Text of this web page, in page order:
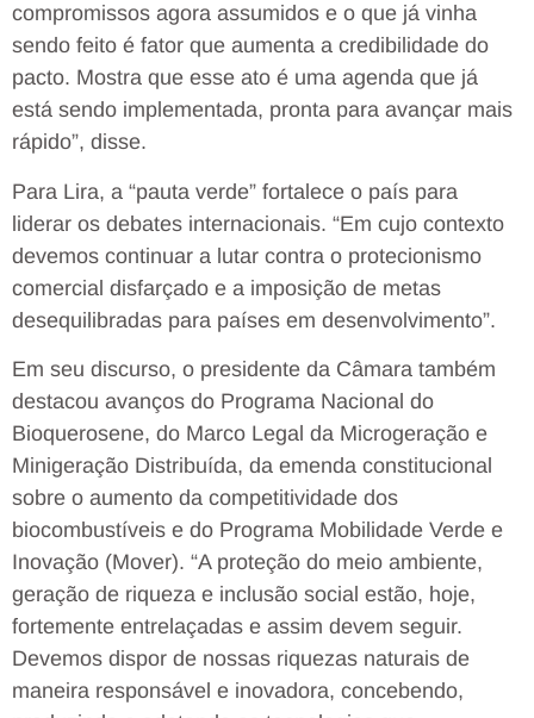
compromissos agora assumidos e o que já vinha
sendo feito é fator que aumenta a credibilidade do
pacto. Mostra que esse ato é uma agenda que já
está sendo implementada, pronta para avançar mais
rápido”, disse.
Para Lira, a “pauta verde” fortalece o país para
liderar os debates internacionais. “Em cujo contexto
devemos continuar a lutar contra o protecionismo
comercial disfarçado e a imposição de metas
desequilibradas para países em desenvolvimento”.
Em seu discurso, o presidente da Câmara também
destacou avanços do Programa Nacional do
Bioquerosene, do Marco Legal da Microgeração e
Minigeração Distribuída, da emenda constitucional
sobre o aumento da competitividade dos
biocombustíveis e do Programa Mobilidade Verde e
Inovação (Mover). “A proteção do meio ambiente,
geração de riqueza e inclusão social estão, hoje,
fortemente entrelaçadas e assim devem seguir.
Devemos dispor de nossas riquezas naturais de
maneira responsável e inovadora, concebendo,